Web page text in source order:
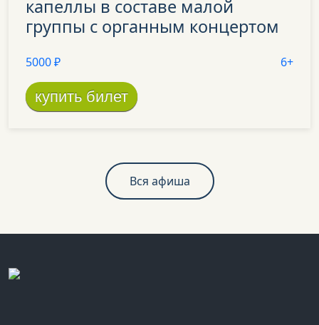
капеллы в составе малой
группы с органным концертом
5000 ₽ 6+
купить билет
Вся афиша